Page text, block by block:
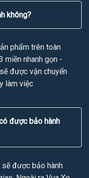
không?
phẩm trên toàn
miền nhanh gọn -
được vận chuyển
làm việc
được bảo hành
được bảo hành